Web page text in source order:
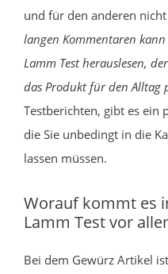
und für den anderen
langen Kommentaren
Lamm Test herauslesen,
das Produkt für den Alltag
Testberichten, gibt es ein
die Sie unbedingt in die
lassen müssen.
Worauf kommt es
Lamm Test vor
Bei dem Gewürz Artikel